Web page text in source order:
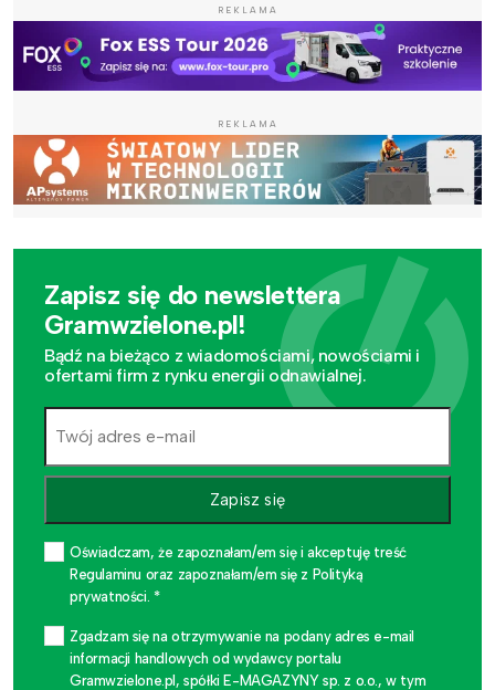
REKLAMA
REKLAMA
Zapisz się do newslettera
Gramwzielone.pl!
Bądź na bieżąco z wiadomościami, nowościami i
ofertami firm z rynku energii odnawialnej.
Zapisz się
Oświadczam, że zapoznałam/em się i akceptuję treść
Regulaminu oraz zapoznałam/em się z Polityką
prywatności. *
Zgadzam się na otrzymywanie na podany adres e-mail
informacji handlowych od wydawcy portalu
Gramwzielone.pl, spółki E-MAGAZYNY sp. z o.o., w tym